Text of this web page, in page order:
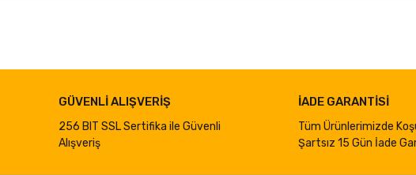
GÜVENLİ ALIŞVERİŞ
256 BIT SSL Sertifika ile Güvenli
Alışveriş
İADE GARANTİSİ
Tüm Ürünlerimizde
Şartsız 15 Gün İade